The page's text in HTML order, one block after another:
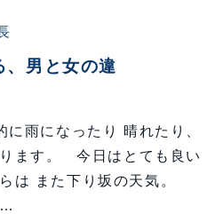
、男と女の違
雨になったり 晴れたり、
ます。 今日はとても良い
は また下り坂の天気。
…